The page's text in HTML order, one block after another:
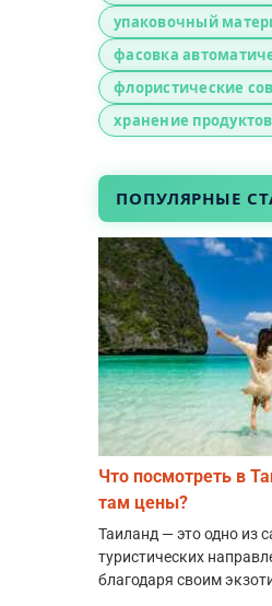
упаковочный
фасовка
флористические
хранение продуктов
ПОПУЛЯРНЫЕ
Что посмотреть в
там цены?
Таиланд — это одно из
туристических
благодаря своим